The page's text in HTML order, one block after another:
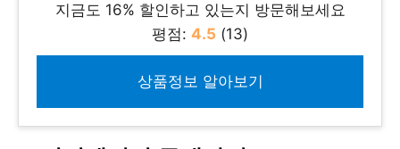
지금도 16% 할인하고 있는지 방문해보세요
평점: 4.5 (13)
상품정보 알아보기